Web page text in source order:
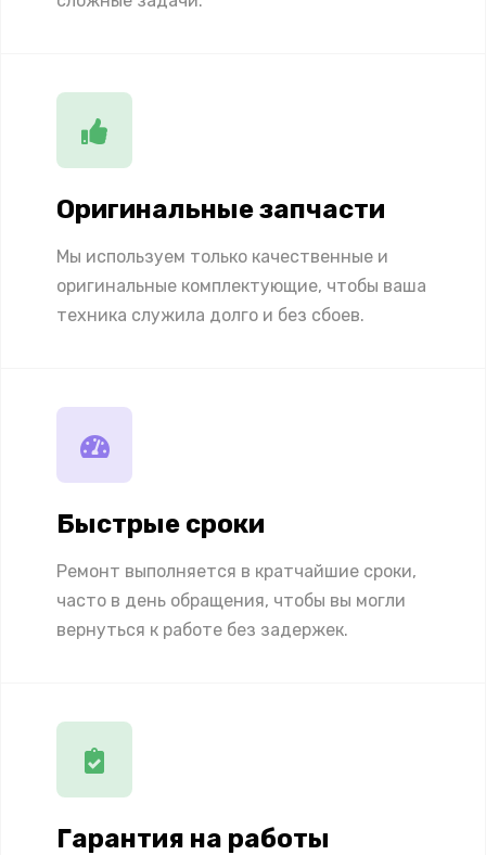
Оригинальные запчасти
Мы используем только качественные и
оригинальные комплектующие, чтобы ваша
техника служила долго и без сбоев.
Быстрые сроки
Ремонт выполняется в кратчайшие сроки,
часто в день обращения, чтобы вы могли
вернуться к работе без задержек.
Гарантия на работы